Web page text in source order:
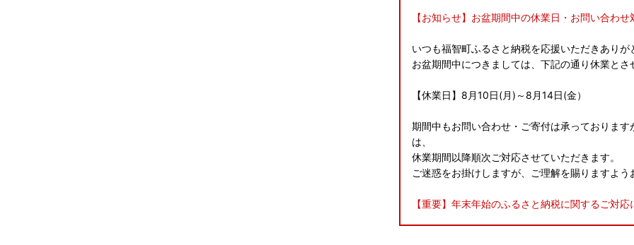
【お知らせ】お盆期間中の休業日・お問い合わ
いつも福智町ふるさと納税を応援いただきありが
お盆期間中につきましては、下記の通り休業とさ
【休業日】8月10日(月)～8月14日(金）
期間中もお問い合わせ・ご寄付は承っておりま
は、
休業期間以降順次ご対応させていただきます。
ご迷惑をお掛けしますが、ご理解を賜りますよ
【重要】年末年始のふるさと納税に関するご対応